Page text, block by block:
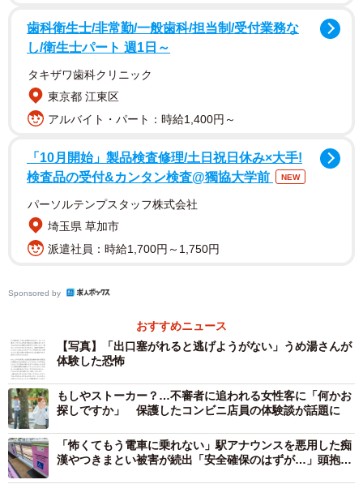
すよ～男性は入れない場所ですよ～」と語りかけます。
声をかけても男性は動かず、変わらず無言のまま。少しし
て、通話の内容を聞いて飛んできた家族が到着。男性は逃
走し、非常階段に逃げたところをうめ湯さんの叔父が捕ま
し、「授乳に興味があった」などと話していたそうです。
【注意喚起】 pic.twitter.com/yTf9uwpf9f
— うめ湯🍵☺︎︎︎︎4m(5/19) (@UmEyu_mmt)
思いました」。授乳室は建物の奥で叫んでも近くに人がい
なければ聞こえないという状況に加え、「逃げ道もない狭
い場所でどうすることもできなくてとても不安でした。家
族が来てくれた時の安心感はとてつもなかったです」。
恐怖心は自身が思った以上に根深く、件の出来事から10日
ほど経つも何度も夢に見るとうめ湯さん。「正直かなりダ
メージはうけています。ですが娘はまだ小さいので、今回
の事がトラウマなどにはなっていないのが幸いです」。
歯科衛生士/非常勤/一般歯科/担当制/受付業務な
し/衛生士パート 週1日～
タキザワ歯科クリニック
東京都 江東区
アルバイト・パート：時給1,400円～
「10月開始」製品検査修理/土日祝日休み×大手!
検査品の受付&カンタン検査@獨協大学前
NEW
パーソルテンプスタッフ株式会社
埼玉県 草加市
派遣社員：時給1,700円～1,750円
Sponsored by
おすすめニュース
【写真】「出口塞がれると逃げようがない」うめ湯さんが
体験した恐怖
もしやストーカー？…不審者に追われる女性客に「何かお
探しですか」 保護したコンビニ店員の体験談が話題に
「怖くてもう電車に乗れない」駅アナウンスを悪用した痴
漢やつきまとい被害が続出「安全確保のはずが…」頭抱え